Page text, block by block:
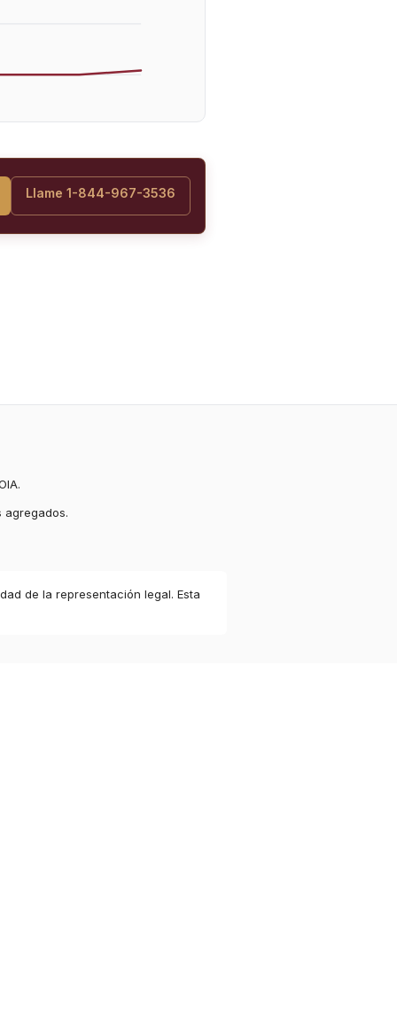
Llame 1-844-967-3536
agregados.
de la representación legal. Esta